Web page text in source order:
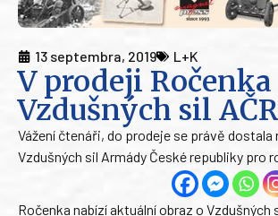
13 septembra, 2019 L+K
V prodeji Ročenka
Vzdušných sil
Vážení čtenáři, do prodeje se právě dostala
Vzdušných sil Armády České republiky pro
Ročenka nabízí aktuální obraz o Vzdušných